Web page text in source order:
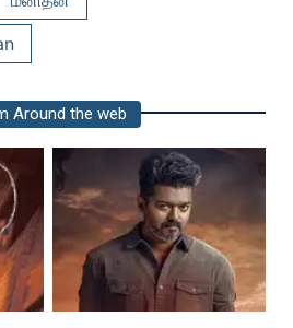
Around the web